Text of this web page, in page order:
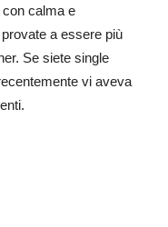
con calma e
a essere più
Se siete single
vi aveva